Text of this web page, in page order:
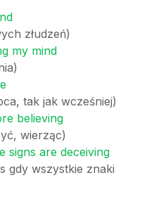
złudzeń)
my mind
tak jak wcześniej)
believing
wierząc)
signs are deceiving
gdy wszystkie znaki